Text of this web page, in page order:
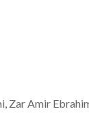
Zar Amir